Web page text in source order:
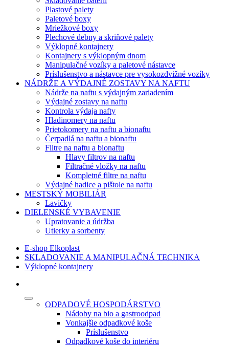
Plastové palety
Paletové boxy
Mriežkové boxy
Plechové debny a skriňové palety
Výklopné kontajnery
Kontajnery s výklopným dnom
Manipulačné vozíky a paletové nástavce
Príslušenstvo a nástavce pre vysokozdvižné vozíky
NÁDRŽE A VÝDAJNÉ ZOSTAVY NA NAFTU
Nádrže na naftu s výdajným zariadením
Výdajné zostavy na naftu
Kontrola výdaja nafty
Hladinomery na naftu
Prietokomery na naftu a bionaftu
Čerpadlá na naftu a bionaftu
Filtre na naftu a bionaftu
Hlavy filtrov na naftu
Filtračné vložky na naftu
Kompletné filtre na naftu
Výdajné hadice a pištole na naftu
MESTSKÝ MOBILIÁR
Lavičky
DIELENSKÉ VYBAVENIE
Upratovanie a údržba
Utierky a sorbenty
E-shop Elkoplast
SKLADOVANIE A MANIPULAČNÁ TECHNIKA
Výklopné kontajnery
ODPADOVÉ HOSPODÁRSTVO
Nádoby na bio a gastroodpad
Vonkajšie odpadkové koše
Príslušenstvo
Odpadkové koše do interiéru